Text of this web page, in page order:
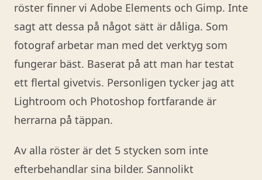
röster finner vi Adobe Elements och Gimp. Inte
sagt att dessa på något sätt är dåliga. Som
fotograf arbetar man med det verktyg som
fungerar bäst. Baserat på att man har testat
ett flertal givetvis. Personligen tycker jag att
Lightroom och Photoshop fortfarande är
herrarna på täppan.
Av alla röster är det 5 stycken som inte
efterbehandlar sina bilder. Sannolikt